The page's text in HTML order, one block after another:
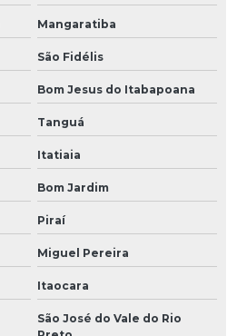
Mangaratiba
São Fidélis
Bom Jesus do Itabapoana
Tanguá
Itatiaia
Bom Jardim
Piraí
Miguel Pereira
Itaocara
São José do Vale do Rio